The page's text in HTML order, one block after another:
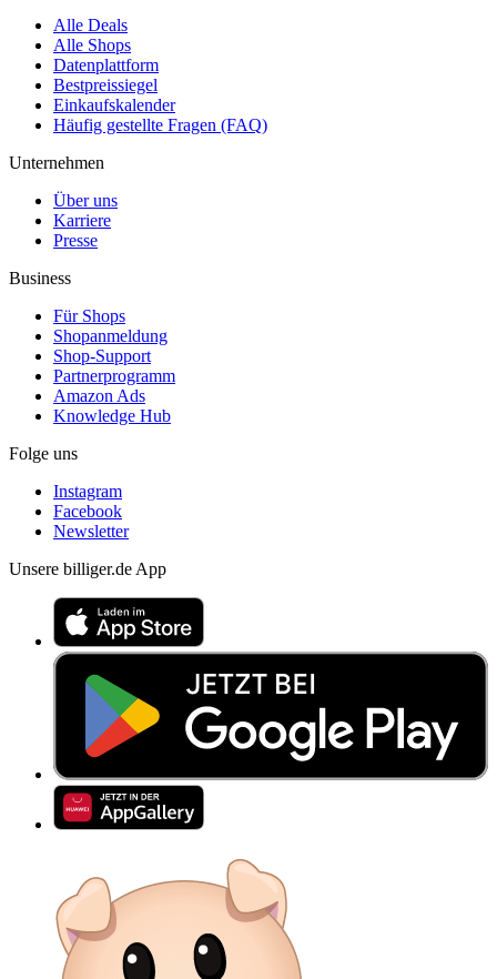
Alle Deals
Alle Shops
Datenplattform
Bestpreissiegel
Einkaufskalender
Häufig gestellte Fragen (FAQ)
Unternehmen
Über uns
Karriere
Presse
Business
Für Shops
Shopanmeldung
Shop-Support
Partnerprogramm
Amazon Ads
Knowledge Hub
Folge uns
Instagram
Facebook
Newsletter
Unsere billiger.de App